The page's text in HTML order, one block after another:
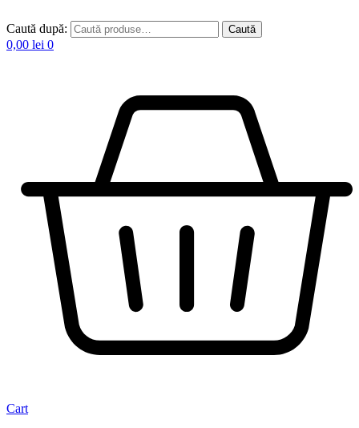
Caută după: Caută
0,00 lei 0
Cart